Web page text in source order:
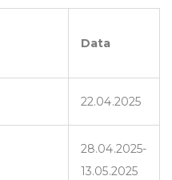
Data
22.04.2025
28.04.2025-
13.05.2025